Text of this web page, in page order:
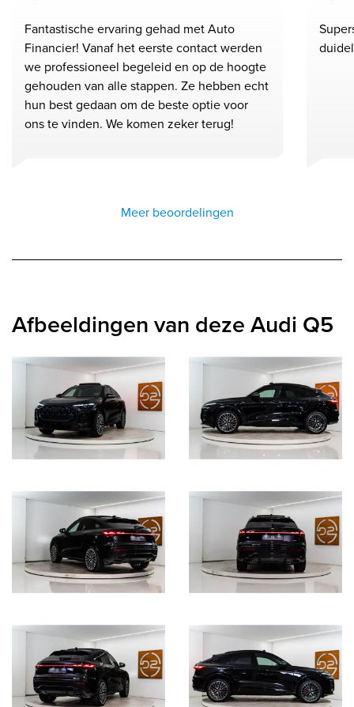
Fantastische ervaring gehad met Auto
Financier! Vanaf het eerste contact werden
we professioneel begeleid en op de hoogte
gehouden van alle stappen. Ze hebben echt
hun best gedaan om de beste optie voor
ons te vinden. We komen zeker terug!
Meer beoordelingen
Afbeeldingen van deze Audi Q5